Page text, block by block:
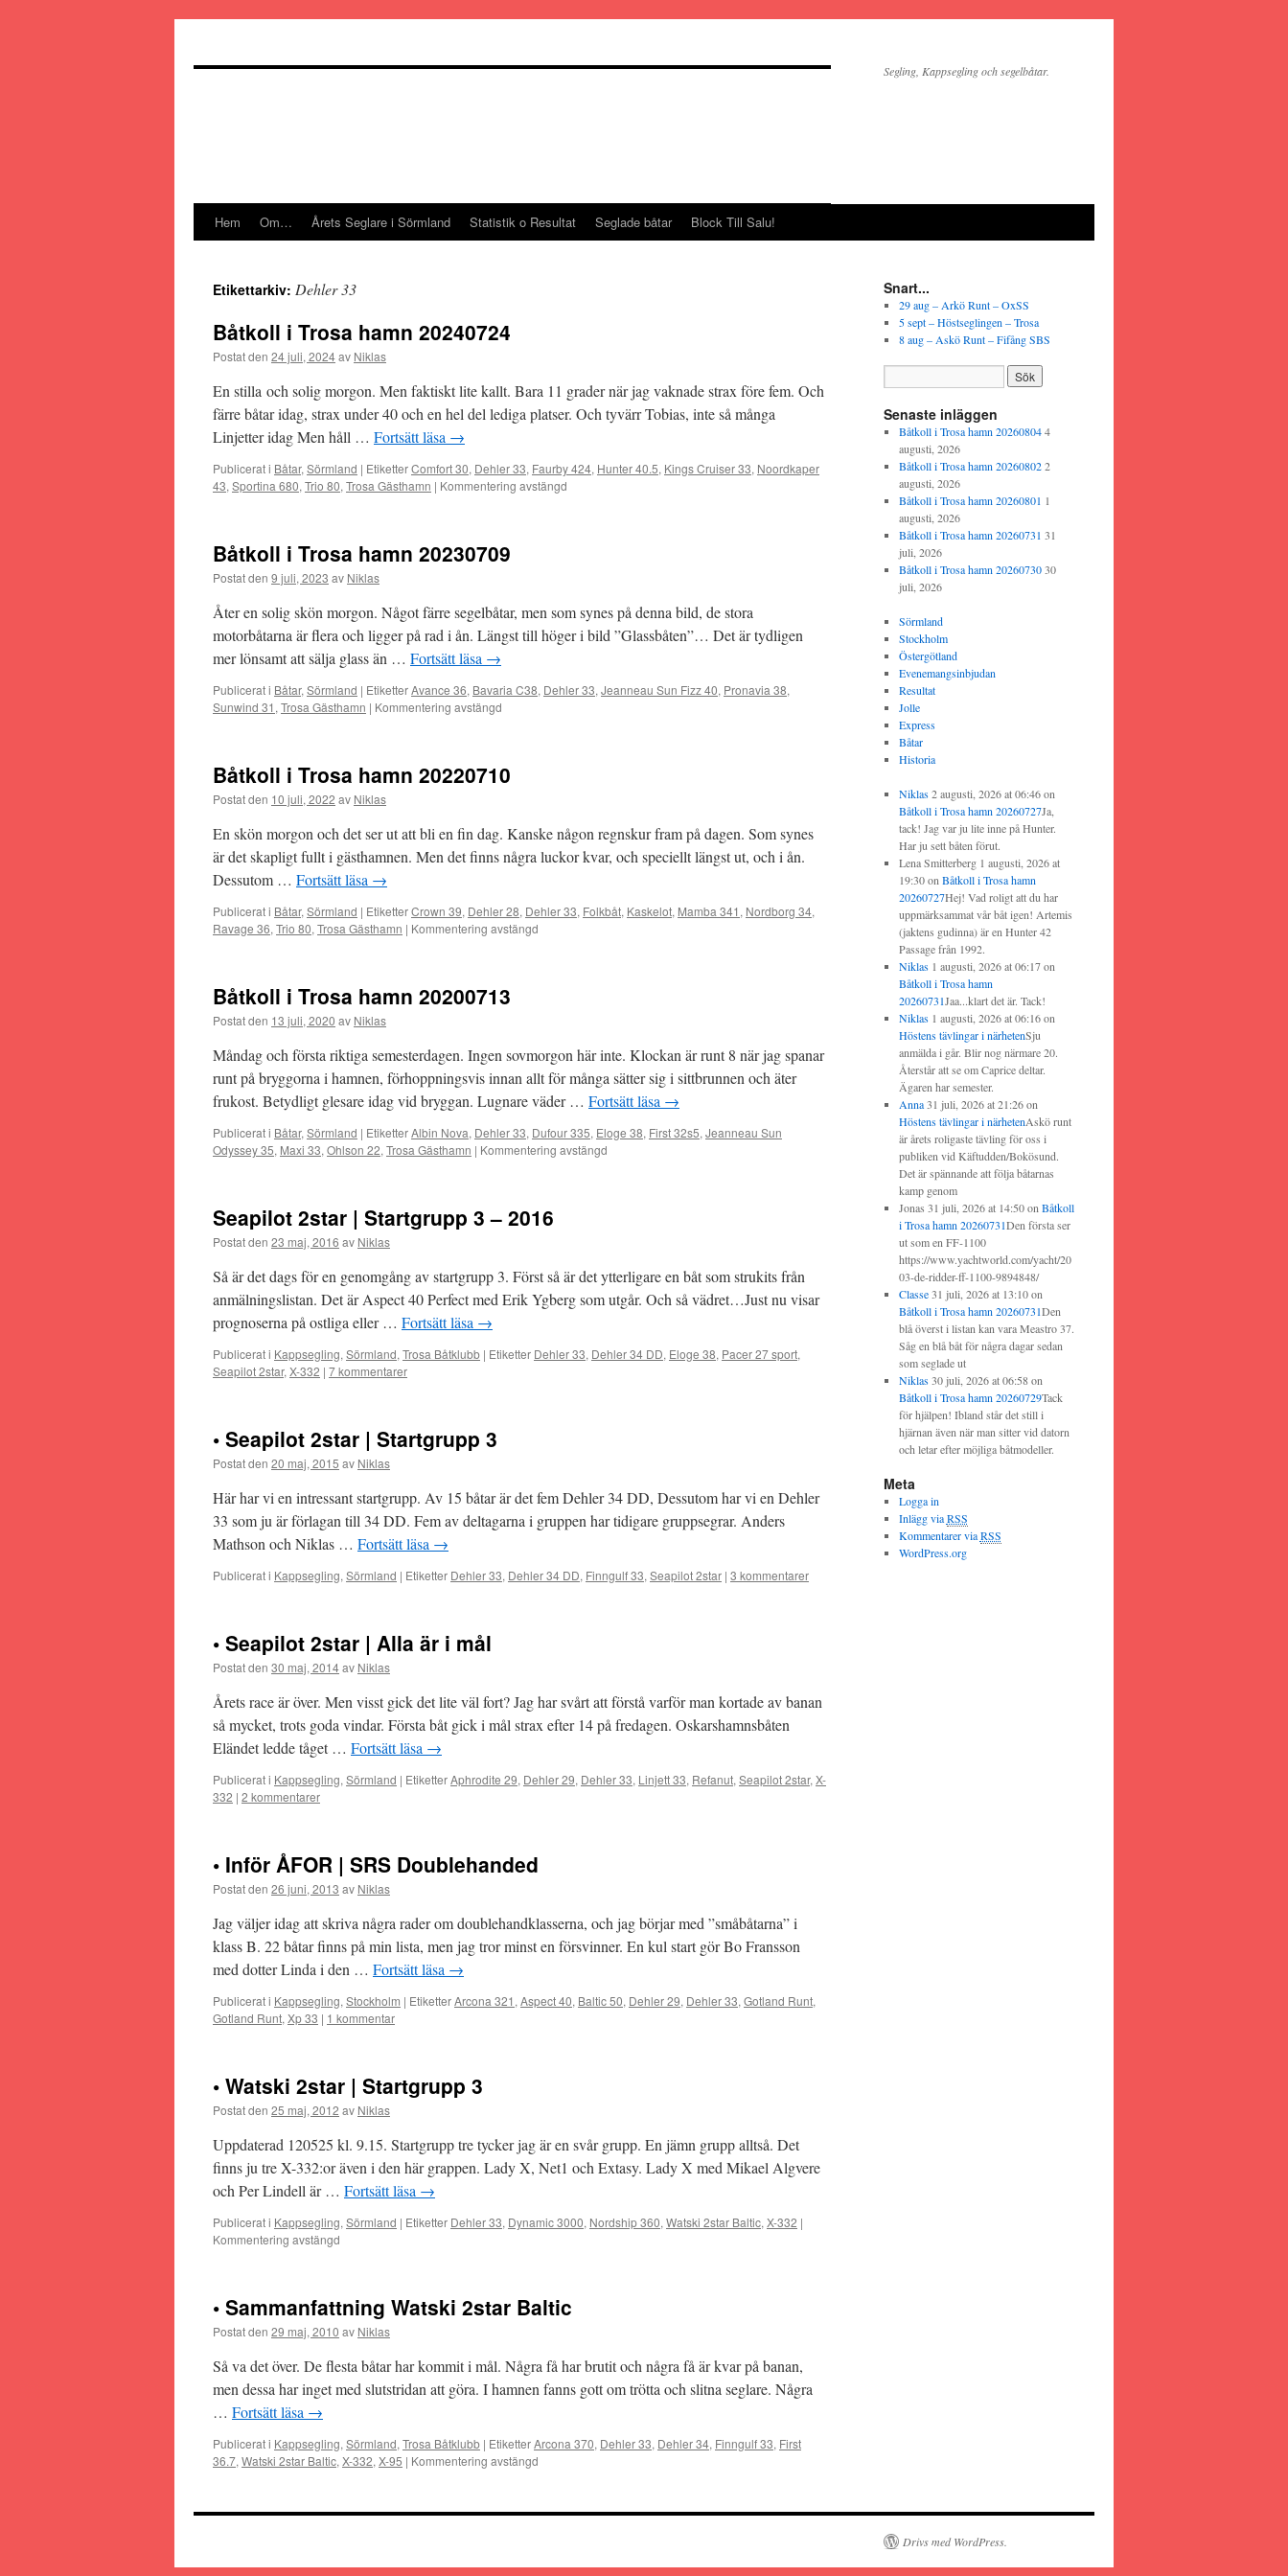
innehåll
Segling, Kappsegling och segelbåtar.
Hem Om… Årets Seglare i Sörmland Statistik o Resultat Seglade båtar Block Till Salu!
Etikettarkiv: Dehler 33
Båtkoll i Trosa hamn 20240724
Postat den 24 juli, 2024av Niklas
En stilla och solig morgon. Men faktiskt lite kallt. Bara 11 grader när jag vaknade strax före fem. Och
färre båtar idag, strax under 40 och en hel del lediga platser. Och tyvärr Tobias, inte så många
Linjetter idag Men håll … Fortsätt läsa →
Publicerat i Båtar, Sörmland | EtiketterComfort 30, Dehler 33, Faurby 424, Hunter 40.5, Kings Cruiser 33, Noordkaper
43, Sportina 680, Trio 80, Trosa Gästhamn | Kommentering avstängd
Båtkoll i Trosa hamn 20230709
Postat den 9 juli, 2023 av Niklas
Åter en solig skön morgon. Något färre segelbåtar, men som synes på denna bild, de stora
motorbåtarna är flera och ligger på rad i ån. Längst till höger i bild ”Glassbåten”… Det är tydligen
mer lönsamt att sälja glass än … Fortsätt läsa →
Publicerat i Båtar, Sörmland | EtiketterAvance 36, Bavaria C38, Dehler 33, Jeanneau Sun Fizz 40, Pronavia 38,
Sunwind 31 , Trosa Gästhamn | Kommentering avstängd
Båtkoll i Trosa hamn 20220710
Postat den 10 juli, 2022 av Niklas
En skön morgon och det ser ut att bli en fin dag. Kanske någon regnskur fram på dagen. Som synes
är det skapligt fullt i gästhamnen. Men det finns några luckor kvar, och speciellt längst ut, och i ån.
Dessutom … Fortsätt läsa →
Publicerat i Båtar, Sörmland | EtiketterCrown 39, Dehler 28, Dehler 33, Folkbåt, Kaskelot, Mamba 341 , Nordborg 34,
Ravage 36, Trio 80, Trosa Gästhamn | Kommentering avstängd
Båtkoll i Trosa hamn 20200713
Postat den 13 juli, 2020 av Niklas
Måndag och första riktiga semesterdagen. Ingen sovmorgon här inte. Klockan är runt 8 när jag spanar
runt på bryggorna i hamnen, förhoppningsvis innan allt för många sätter sig i sittbrunnen och äter
frukost. Betydligt glesare idag vid bryggan. Lugnare väder … Fortsätt läsa →
Publicerat i Båtar, Sörmland | EtiketterAlbin Nova, Dehler 33, Dufour 335, Eloge 38, First 32s5, Jeanneau Sun
Odyssey 35, Maxi 33, Ohlson 22, Trosa Gästhamn | Kommentering avstängd
Seapilot 2star | Startgrupp 3 – 2016
Postat den 23 maj, 2016 av Niklas
Så är det dags för en genomgång av startgrupp 3. Först så är det ytterligare en båt som strukits från
anmälningslistan. Det är Aspect 40 Perfect med Erik Ygberg som utgår. Och så vädret…Just nu visar
prognoserna på ostliga eller … Fortsätt läsa →
Publicerat i Kappsegling, Sörmland, Trosa Båtklubb | Etiketter Dehler 33, Dehler 34 DD, Eloge 38, Pacer 27 sport,
Seapilot 2star, X-332 | 7 kommentarer
• Seapilot 2star | Startgrupp 3
Postat den 20 maj, 2015 av Niklas
Här har vi en intressant startgrupp. Av 15 båtar är det fem Dehler 34 DD, Dessutom har vi en Dehler
33 som ju är förlagan till 34 DD. Fem av deltagarna i gruppen har tidigare gruppsegrar. Anders
Mathson och Niklas … Fortsätt läsa →
Publicerat i Kappsegling, Sörmland | Etiketter Dehler 33, Dehler 34 DD, Finngulf 33, Seapilot 2star | 3 kommentarer
• Seapilot 2star | Alla är i mål
Postat den 30 maj, 2014av Niklas
Årets race är över. Men visst gick det lite väl fort? Jag har svårt att förstå varför man kortade av banan
så mycket, trots goda vindar. Första båt gick i mål strax efter 14 på fredagen. Oskarshamnsbåten
Eländet ledde tåget … Fortsätt läsa →
Publicerat i Kappsegling, Sörmland | EtiketterAphrodite 29, Dehler 29, Dehler 33, Linjett 33, Refanut, Seapilot 2star, X-
332 | 2 kommentarer
• Inför ÅFOR | SRS Doublehanded
Postat den 26 juni, 2013 av Niklas
Jag väljer idag att skriva några rader om doublehandklasserna, och jag börjar med ”småbåtarna” i
klass B. 22 båtar finns på min lista, men jag tror minst en försvinner. En kul start gör Bo Fransson
med dotter Linda i den … Fortsätt läsa →
Publicerat i Kappsegling, Stockholm | EtiketterArcona 321 , Aspect 40, Baltic 50, Dehler 29, Dehler 33, Gotland Runt,
Gotland Runt, Xp 33 | 1 kommentar
• Watski 2star | Startgrupp 3
Postat den 25 maj, 2012 av Niklas
Uppdaterad 120525 kl. 9.15. Startgrupp tre tycker jag är en svår grupp. En jämn grupp alltså. Det
finns ju tre X-332:or även i den här grappen. Lady X, Net1 och Extasy. Lady X med Mikael Algvere
och Per Lindell är … Fortsätt läsa →
Publicerat i Kappsegling, Sörmland | Etiketter Dehler 33, Dynamic 3000, Nordship 360, Watski 2star Baltic, X-332 |
Kommentering avstängd
• Sammanfattning Watski 2star Baltic
Postat den 29 maj, 2010 av Niklas
Så va det över. De flesta båtar har kommit i mål. Några få har brutit och några få är kvar på banan,
men dessa har inget med slutstridan att göra. I hamnen fanns gott om trötta och slitna seglare. Några
… Fortsätt läsa →
Publicerat i Kappsegling, Sörmland, Trosa Båtklubb | EtiketterArcona 370, Dehler 33, Dehler 34, Finngulf 33, First
36.7, Watski 2star Baltic, X-332, X-95 | Kommentering avstängd
Snart...
29 aug – Arkö Runt – OxSS
5 sept – Höstseglingen – Trosa
8 aug – Askö Runt – Fifång SBS
Senaste inläggen
Båtkoll i Trosa hamn 20260804 4
augusti, 2026
Båtkoll i Trosa hamn 20260802 2
augusti, 2026
Båtkoll i Trosa hamn 20260801 1
augusti, 2026
Båtkoll i Trosa hamn 20260731 31
juli, 2026
Båtkoll i Trosa hamn 20260730 30
juli, 2026
Sörmland
Stockholm
Östergötland
Evenemangsinbjudan
Resultat
Jolle
Express
Båtar
Historia
Niklas2 augusti, 2026 at 06:46on
Båtkoll i Trosa hamn 20260727Ja,
tack! Jag var ju lite inne på Hunter.
Har ju sett båten förut.
Lena Smitterberg1 augusti, 2026 at
19:30on Båtkoll i Trosa hamn
20260727Hej! Vad roligt att du har
uppmärksammat vår båt igen! Artemis
(jaktens gudinna) är en Hunter 42
Passage från 1992.
Niklas1 augusti, 2026 at 06:17on
Båtkoll i Trosa hamn
20260731Jaa...klart det är. Tack!
Niklas1 augusti, 2026 at 06:16on
Höstens tävlingar i närhetenSju
anmälda i går. Blir nog närmare 20.
Återstår att se om Caprice deltar.
Ägaren har semester.
Anna31 juli, 2026 at 21:26on
Höstens tävlingar i närhetenAskö runt
är årets roligaste tävling för oss i
publiken vid Käftudden/Bokösund.
Det är spännande att följa båtarnas
kamp genom
Jonas 31 juli, 2026 at 14:50on Båtkoll
i Trosa hamn 20260731Den första ser
ut som en FF-1100
https://www.yachtworld.com/yacht/20
03-de-ridder-ff-1100-9894848/
Classe31 juli, 2026 at 13:10on
Båtkoll i Trosa hamn 20260731Den
blå överst i listan kan vara Meastro 37.
Såg en blå båt för några dagar sedan
som seglade ut
Niklas30 juli, 2026 at 06:58on
Båtkoll i Trosa hamn 20260729Tack
för hjälpen! Ibland står det still i
hjärnan även när man sitter vid datorn
och letar efter möjliga båtmodeller.
Meta
Logga in
Inlägg viaRSS
Kommentarer viaRSS
WordPress.org
Drivs med WordPress.